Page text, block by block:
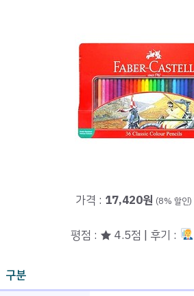
가격 : 17,420원 (8% 할인)
평점 : ★ 4.5점 | 후기 :
구분